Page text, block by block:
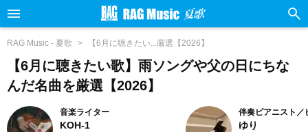
RAG Music - 夏歌 【6月に聴きたい...厳選【2026】
【6月に聴きたい歌】雨ソングや父の日にちな
んだ名曲を厳選【2026】
音楽ライター
KOH-1
伴奏ピアニスト／
ゆり